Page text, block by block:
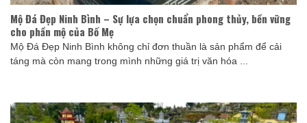
Mộ Đá Đẹp Ninh Bình – Sự lựa chọn chuẩn phong thủy, bền vững
cho phần mộ của Bố Mẹ
Mộ Đá Đẹp Ninh Bình không chỉ đơn thuần là sản phẩm để cải
táng mà còn mang trong mình những giá trị văn hóa ...